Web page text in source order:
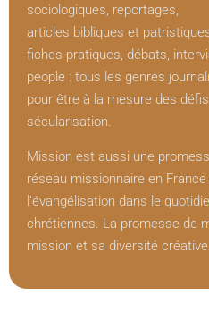
sociologiques, reportages,
articles bibliques et
fiches pratiques, débats,
people : tous les genres
pour être à la mesure des
sécularisation.
Mission est aussi une
réseau missionnaire en France
l’évangélisation dans le
chrétiennes. La promesse de
mission et sa diversité